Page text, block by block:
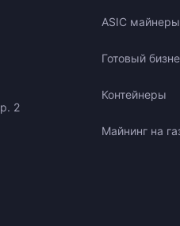
2
ASIC майнеры
Готовый
Контейнеры
Майнинг на